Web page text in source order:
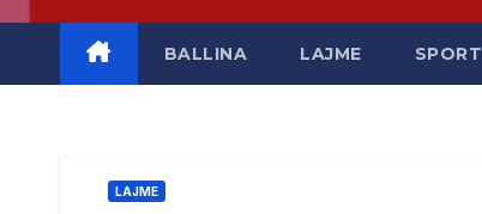
BALLINA LAJME SPORT
LAJME